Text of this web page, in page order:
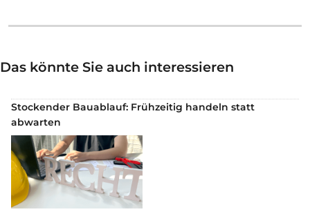
Das könnte Sie auch interessieren
Stockender Bauablauf: Frühzeitig handeln statt
abwarten